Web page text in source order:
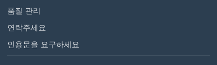
랜드로버: L322의 스포츠, 발견 3&4
품질 관리
연락주세요
인용문을 요구하세요